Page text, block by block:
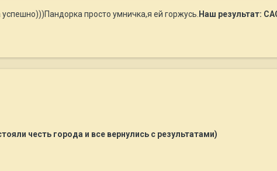
просто умничка,я ей горжусь. Наш результат:
честь города и все вернулись с результатами)